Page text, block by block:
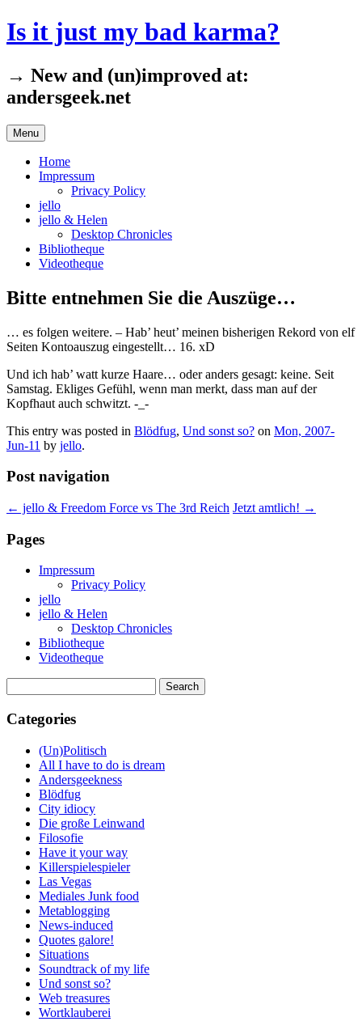
Skip
to
Is it just my bad karma?
→ New and (un)improved at:
andersgeek.net
Menu
Home
Impressum
Privacy Policy
jello
jello & Helen
Desktop Chronicles
Bibliotheque
Videotheque
Bitte entnehmen Sie die Auszüge…
… es folgen weitere. – Hab’ heut’ meinen bisherigen Rekord von elf
Seiten Kontoauszug eingestellt… 16. xD
Und ich hab’ watt kurze Haare… oder anders gesagt: keine. Seit
Samstag. Ekliges Gefühl, wenn man merkt, dass man auf der
Kopfhaut auch schwitzt. -_-
This entry was posted in Blödfug, Und sonst so? on Mon, 2007-
Jun-11 by jello.
Post navigation
← jello & Freedom Force vs The 3rd Reich Jetzt amtlich! →
Pages
Impressum
Privacy Policy
jello
jello & Helen
Desktop Chronicles
Bibliotheque
Videotheque
for:
Categories
(Un)Politisch
All I have to do is dream
Andersgeekness
Blödfug
City idiocy
Die große Leinwand
Filosofie
Have it your way
Killerspielespieler
Las Vegas
Mediales Junk food
Metablogging
News-induced
Quotes galore!
Situations
Soundtrack of my life
Und sonst so?
Web treasures
Wortklauberei